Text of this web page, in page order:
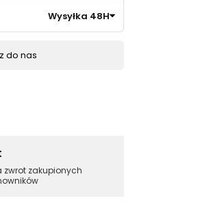
Wysyłka 48H
do nas
zwrot zakupionych